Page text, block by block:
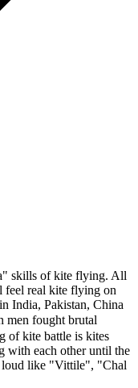
skills of kite flying. All
feel real kite flying on
India, Pakistan, China
men fought brutal
of kite battle is kites
with each other until the
loud like "Vittile", "Chal